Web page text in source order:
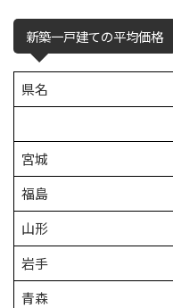
新築一戸建ての平均価格
県名
宮城
福島
山形
岩手
青森